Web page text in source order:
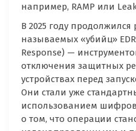
например, RAMP или
В 2025 году продолжился
называемых «убийц»
Response) —
отключения защитных
устройствах перед
Они стали уже
использованием
о том, что операции